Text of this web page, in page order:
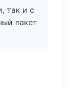
так и с
пакет